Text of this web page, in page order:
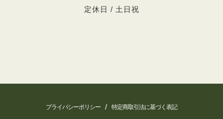
定休日 / 土日祝
プライバシーポリシー / 特定商取引法に基づく表記